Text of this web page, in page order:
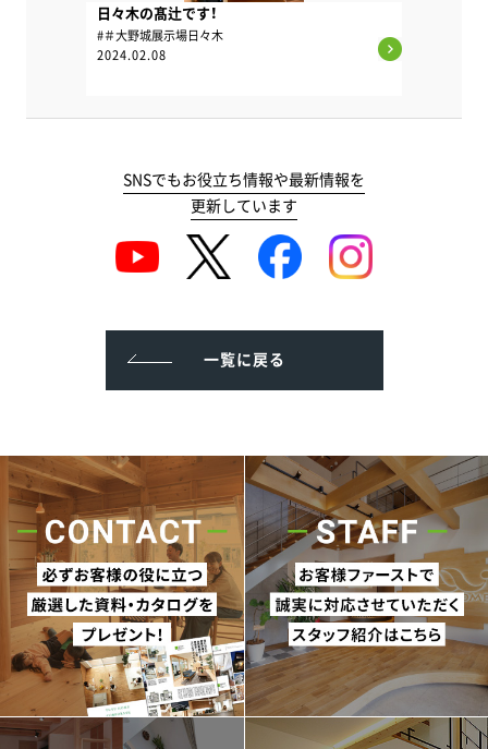
#＃大野城展示場日々木
日々木の髙辻です！
2024.02.08
SNSでもお役立ち情報や最新情報を
更新しています
一覧に戻る